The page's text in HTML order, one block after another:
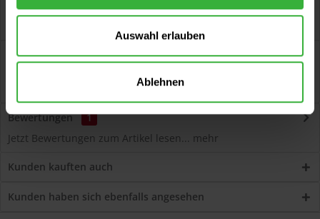
Auswahl erlauben
Ablehnen
Beschreibung
Cetol BLX-Pro Top (077 Kiefer) Seidenglänzende,
wasserdampfdurchlässige Dickschichtlasur für...
Bewertungen
1
Jetzt Bewertungen zum Artikel lesen... mehr
Kunden kauften auch
Kunden haben sich ebenfalls angesehen